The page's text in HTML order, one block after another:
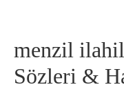
menzil
Sözleri &